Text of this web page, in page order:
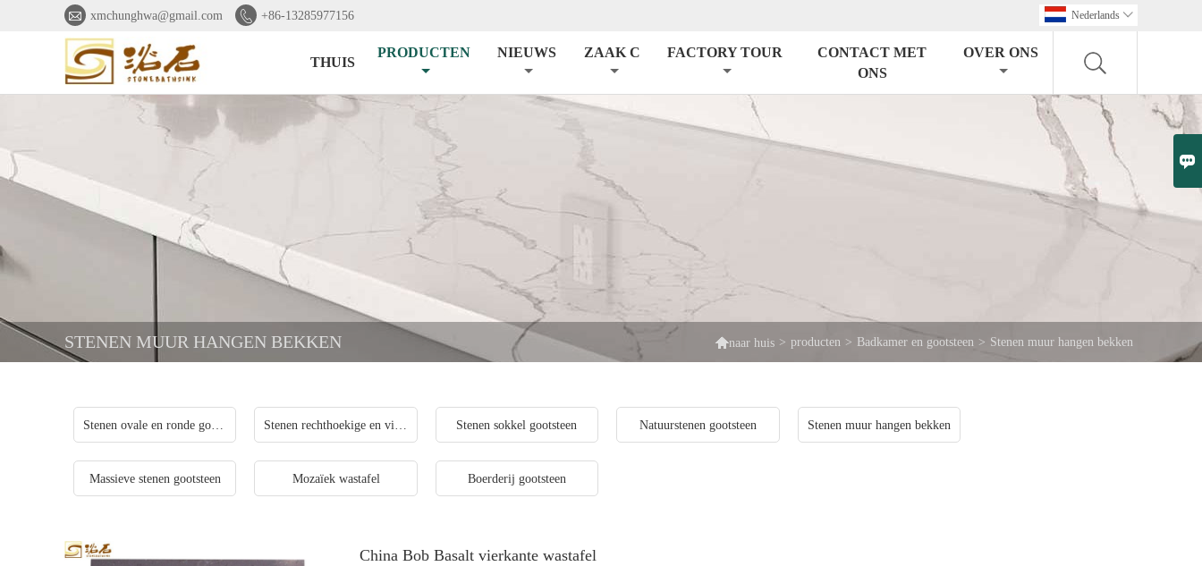

 xmchunghwa@gmail.com  +86-13285977156 Nederlands 
THUIS
PRODUCTEN NIEUWS ZAAK C FACTORY TOUR
CONTACT MET
ONS
OVER ONS
STENEN MUUR HANGEN BEKKEN naar huis > producten > Badkamer en gootsteen > Stenen muur hangen bekken
Stenen ovale en ronde gootsteen Stenen rechthoekige en vierkante gootsteen Stenen sokkel gootsteen Natuurstenen gootsteen Stenen muur hangen bekken
Massieve stenen gootsteen Mozaïek wastafel Boerderij gootsteen
China Bob Basalt vierkante wastafel